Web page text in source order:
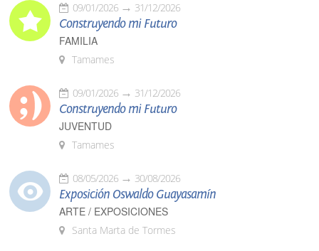
09/01/2026 31/12/2026
Construyendo mi Futuro
FAMILIA
Tamames
09/01/2026 31/12/2026
Construyendo mi Futuro
JUVENTUD
Tamames
08/05/2026 30/08/2026
Exposición Oswaldo Guayasamín
ARTE / EXPOSICIONES
Santa Marta de Tormes